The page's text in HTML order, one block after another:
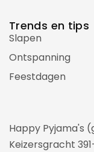
Trends en tips
Slapen
Ontspanning
Feestdagen
Happy Pyjama's
Keizersgracht